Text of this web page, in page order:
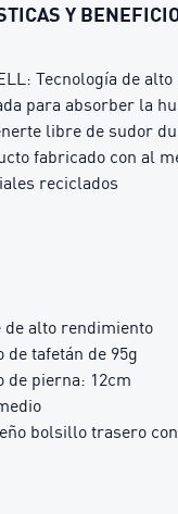
Y
Tecnología de
para absorber la
libre de sudor
fabricado con al
reciclados
de alto rendimiento
de tafetán de 95g
de pierna: 12cm
bolsillo trasero